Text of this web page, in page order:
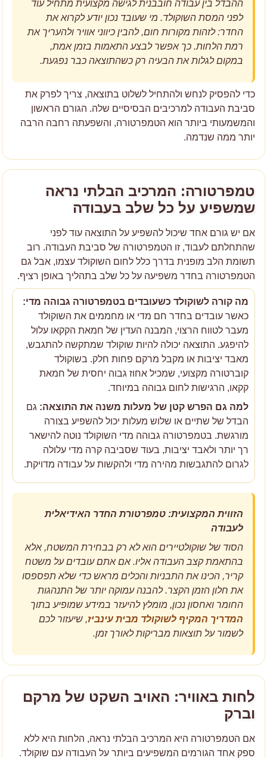
ההבדל בין עבודה חובבנית לגישה מקצועית מתחיל עוד
לפני המסת השוקולד. מי שעובד נכון יודע לקרוא את
החדר: לזהות מקורות חום, להבין כיווני אוויר ולהעריך את
רמת הלחות. כך אפשר לבצע התאמות בזמן אמת,
במקום לגלות את הבעיה רק כשהתוצאה כבר נפגעת.
כדי להפסיק לנחש ולהתחיל לשלוט בתוצאה, צריך לפרק את
סביבת העבודה למרכיבים הבסיסיים שלה. הגורם הראשון
והמשמעותי ביותר הוא הטמפרטורה, והשפעתה רחבה הרבה
יותר ממה שנדמה.
טמפרטורה: המרכיב הבלתי נראה
שמשפיע על כל שלב בעבודה
אם יש גורם אחד שיכול להשפיע על התוצאה עוד לפני
שהתחלתם לעבוד, זו הטמפרטורה של סביבת העבודה. רוב
תשומת הלב מופנית בדרך כלל לחום השוקולד עצמו, אבל גם
הטמפרטורה בחדר משפיעה על כל שלב בתהליך באופן רציף.
מה קורה לשוקולד כשעובדים בטמפרטורה גבוהה מדי:
כאשר עובדים בחדר חם מדי או מחממים את השוקולד
מעבר לטווח הרצוי, המבנה העדין של חמאת הקקאו עלול
להיפגע. התוצאה יכולה להיות שוקולד שמתקשה להתגבש,
מאבד יציבות או מקבל מרקם פחות חלק. בשוקולד
קוברטורה מקצועי, שמכיל אחוז גבוה יחסית של חמאת
קקאו, הרגישות לחום גבוהה במיוחד.
למה גם הפרש קטן של מעלות משנה את התוצאה: גם
הבדל של שתיים או שלוש מעלות יכול להשפיע בצורה
מורגשת. בטמפרטורה גבוהה מדי השוקולד נוטה להישאר
רך יותר ולאבד יציבות, בעוד שסביבה קרה מדי עלולה
לגרום להתגבשות מהירה מדי ולהקשות על עבודה מדויקת.
הזווית המקצועית: טמפרטורת החדר האידיאלית
לעבודה
הסוד של שוקולטיירים הוא לא רק בבחירת המשטח, אלא
בהתאמת קצב העבודה אליו. אם אתם עובדים על משטח
קריר, הכינו את התבניות והכלים מראש כדי שלא תפספסו
את חלון הזמן הקצר. להבנה עמוקה יותר של התנהגות
החומר ואחסון נכון, מומלץ להיעזר במידע שמופיע בתוך
המדריך המקיף לשוקולד מבית עינביז, שיעזור לכם
לשמור על תוצאות מבריקות לאורך זמן.
לחות באוויר: האויב השקט של מרקם
וברק
אם הטמפרטורה היא המרכיב הבלתי נראה, הלחות היא ללא
ספק אחד הגורמים המשפיעים ביותר על העבודה עם שוקולד.